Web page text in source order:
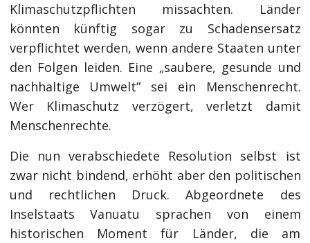
Klimaschutzpflichten missachten. Länder
könnten künftig sogar zu Schadensersatz
verpflichtet werden, wenn andere Staaten unter
den Folgen leiden. Eine „saubere, gesunde und
nachhaltige Umwelt” sei ein Menschenrecht.
Wer Klimaschutz verzögert, verletzt damit
Menschenrechte.
Die nun verabschiedete Resolution selbst ist
zwar nicht bindend, erhöht aber den politischen
und rechtlichen Druck. Abgeordnete des
Inselstaats Vanuatu sprachen von einem
historischen Moment für Länder, die am